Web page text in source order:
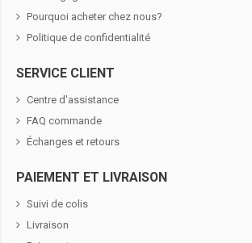
Pourquoi acheter chez nous?
Politique de confidentialité
SERVICE CLIENT
Centre d'assistance
FAQ commande
Échanges et retours
PAIEMENT ET LIVRAISON
Suivi de colis
Livraison